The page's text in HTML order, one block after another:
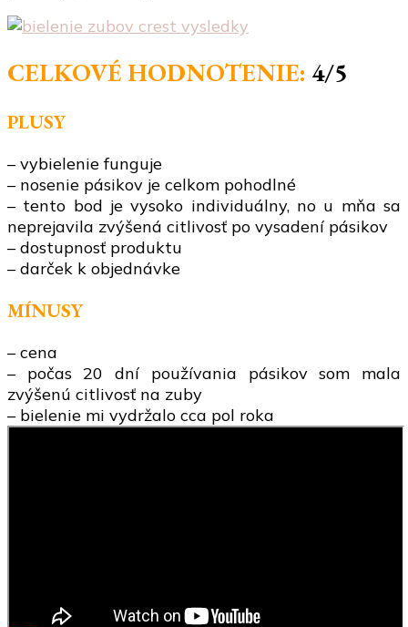
CELKOVÉ HODNOTENIE: 4/5
PLUSY
– vybielenie funguje
– nosenie pásikov je celkom pohodlné
– tento bod je vysoko individuálny, no u mňa sa
neprejavila zvýšená citlivosť po vysadení pásikov
– dostupnosť produktu
– darček k objednávke
MÍNUSY
– cena
– počas 20 dní používania pásikov som mala
zvýšenú citlivosť na zuby
– bielenie mi vydržalo cca pol roka